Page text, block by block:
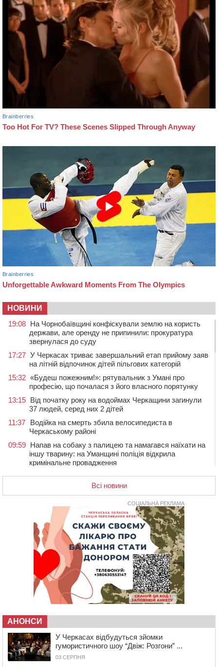
НОВИНИ
19:08 На Чорнобаївщині конфіскували землю на користь
держави, але оренду не припинили: прокуратура
звернулася до суду
17:27 У Черкасах триває завершальний етап прийому заяв
на літній відпочинок дітей пільгових категорій
15:32 «Будеш пожежним!»: рятувальник з Умані про
професію, що почалася з його власного порятунку
13:15 Від початку року на водоймах Черкащини загинули
37 людей, серед них 2 дітей
11:37
Водійка на смерть збила велосипедиста в
Черкаському районі
09:59 Напав на собаку з палицею та намагався наїхати на
іншу тварину: на Уманщині поліція відкрила
кримінальне провадження
08:44 Безкоштовне харчування, укриття та STEM: Черкаси
готують освітню галузь до нового навчального року
Черкаські вершники здобули нагороди української
першості
На Уманщині експосадовицю відділу освіти
судитимуть через завдані бюджету збитки
У Єрках прощатимуться з полеглим на Курщині
стрільцем ДШВ
Апеляційний суд підтвердив стягнення майже 250
тис. грн шкоди за незаконний вилов риби
комендантської години та 10 нетверезих водіїв
15:12 На Золотоніщині водійка збила пішохода, який
перебігав дорогу
14:11 На Черкащині прокуратура через суд вимагає взяти
під охорону 188-річну церкву
Всі новини
СОЦІАЛЬНА РЕКЛАМА
АНОНСИ
У Черкасах відбудуться зйомки
гумористичного шоу “Двіж: Розгони” ...
03 СЕРПНЯ